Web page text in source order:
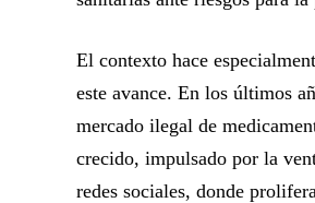
El contexto hace
este avance. En los últimos
mercado ilegal de
crecido, impulsado por la
redes sociales, donde